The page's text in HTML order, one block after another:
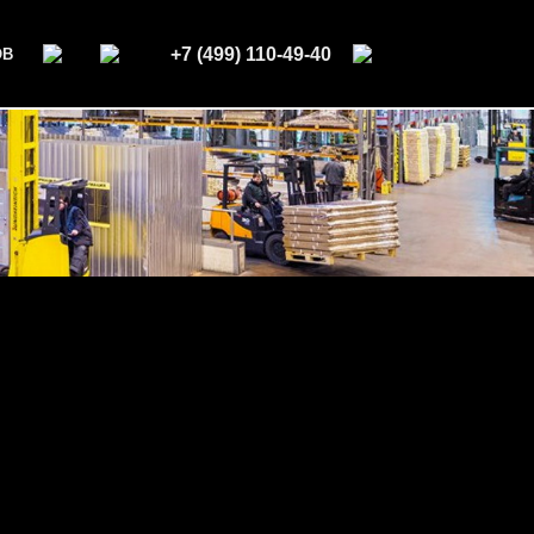
+7 (499) 110-49-40